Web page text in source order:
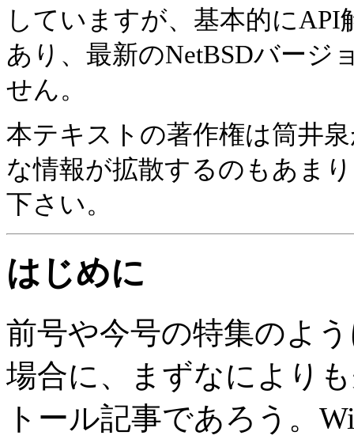
していますが、基本的に
あり、最新のNetBSDバージ
せん。
本テキストの著作権は筒井
な情報が拡散するのもあま
下さい。
はじめに
前号や今号の特集のよ
場合に、まずなにより
トール記事であろう。